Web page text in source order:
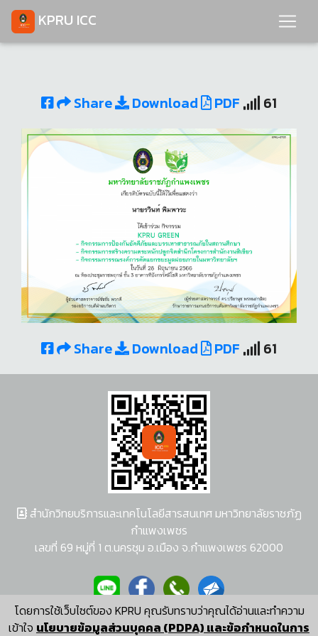
KPRU ICC
Share Download PDF 61
Share Download PDF 61
โดยการใช้เว็บไซต์ของ KPRU คุณรับทราบว่าคุณได้อ่านและทำความ
เข้าใจ นโยบายข้อมูลส่วนบุคคล (PDPA) และข้อกำหนดในการ
สำนักวิทยบริการและเทคโนโลยีสารสนเทศ มหาวิทยาลัยราชภัฏ
กำแพงเพชร
เลขที่ 69 หมู่ที่ 1 ต.นครชุม อ.เมือง จ.กำแพงเพชร 62000
ผู้พัฒนาระบบ อนุชา พวงผกา